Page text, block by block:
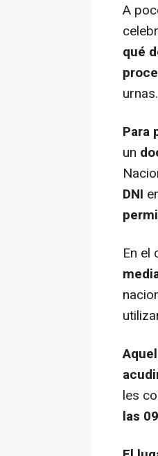
A
qué
urnas.
Para
un
DNI
En el
les
las